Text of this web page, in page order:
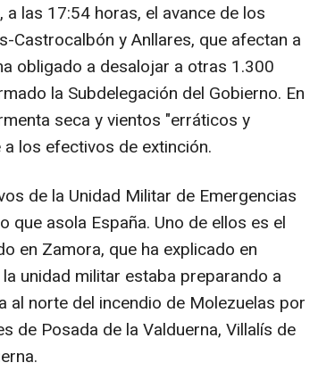
las 17:54 horas, el avance de los
Castrocalbón y Anllares, que afectan a
obligado a desalojar a otras 1.300
la Subdelegación del Gobierno. En
seca y vientos "erráticos y
los efectivos de extinción.
de la Unidad Militar de Emergencias
asola España. Uno de ellos es el
en Zamora, que ha explicado en
unidad militar estaba preparando a
al norte del incendio de Molezuelas por
de Posada de la Valduerna, Villalís de